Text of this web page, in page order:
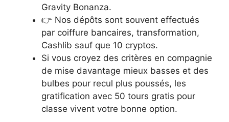
Gravity Bonanza.
👉 Nos dépôts sont souvent effectués
par coiffure bancaires, transformation,
Cashlib sauf que 10 cryptos.
Si vous croyez des critères en compagnie
de mise davantage mieux basses et des
bulbes pour recul plus poussés, les
gratification avec 50 tours gratis pour
classe vivent votre bonne option.